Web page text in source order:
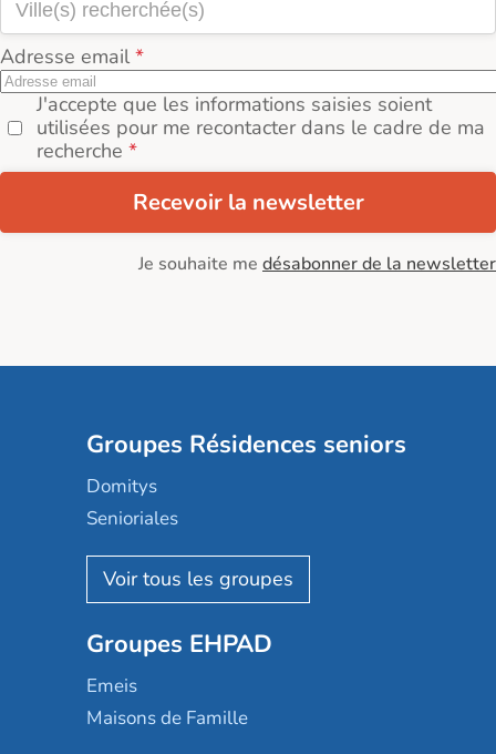
Adresse email
J'accepte que les informations saisies soient
utilisées pour me recontacter dans le cadre de ma
recherche
Recevoir la newsletter
Je souhaite me désabonner de la newsletter
Groupes Résidences seniors
Domitys
Senioriales
Nohée
Les Résidentiels
Mobicap
Domusvi
Happy Senior
Groupes EHPAD
Emeis
Maisons de Famille